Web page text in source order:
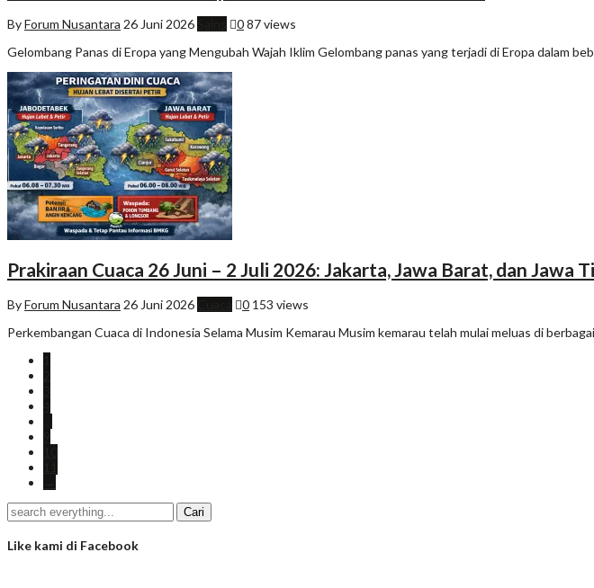
ByForum Nusantara 26 Juni 2026 087 views
Gelombang Panas di Eropa yang Mengubah Wajah Iklim Gelombang panas yang terjadi di Eropa dalam
Prakiraan Cuaca 26 Juni – 2 Juli 2026: Jakarta, Jawa Barat, dan Jawa
ByForum Nusantara 26 Juni 2026 0 153 views
Perkembangan Cuaca di Indonesia Selama Musim Kemarau Musim kemarau telah mulai meluas di
Like kami di Facebook